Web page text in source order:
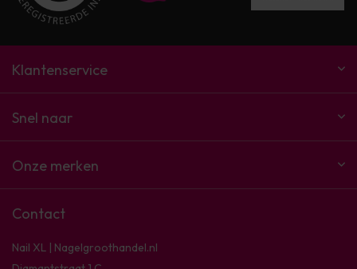
Klantenservice
Snel naar
Onze merken
Contact
Nail XL | Nagelgroothandel.nl